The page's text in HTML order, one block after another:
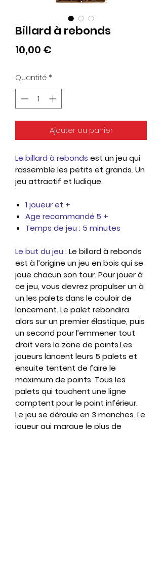
Billard à rebonds
10,00 €Prix
Quantité*
Ajouter au panier
Le billard à rebonds est un jeu qui
rassemble les petits et grands. Un
jeu attractif et ludique.
1 joueur et +
Age recommandé 5 +
Temps de jeu : 5 minutes
Le but du jeu : Le billard à rebonds
est à l’origine un jeu en bois qui se
joue chacun son tour. Pour jouer à
ce jeu, vous devrez propulser un à
un les palets dans le couloir de
lancement. Le palet rebondira
alors sur un premier élastique, puis
un second pour l’emmener tout
droit vers la zone de points.Les
joueurs lancent leurs 5 palets et
ensuite tentent de faire le
maximum de points. Tous les
palets qui touchent une ligne
comptent pour le point inférieur.
Le jeu se déroule en 3 manches. Le
joueur qui marque le plus de